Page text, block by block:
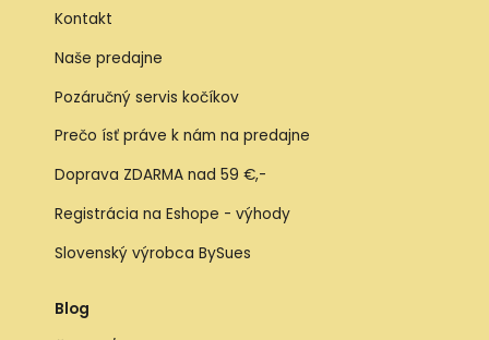
Kontakt
Naše predajne
Pozáručný servis kočíkov
Prečo ísť práve k nám na predajne
Doprava ZDARMA nad 59 €,-
Registrácia na Eshope - výhody
Slovenský výrobca BySues
Blog